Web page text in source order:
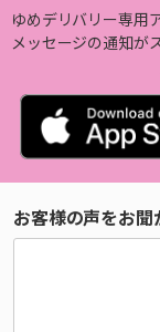
ゆめデリバリー専用
メッセージの通知が
お客様の声をお聞